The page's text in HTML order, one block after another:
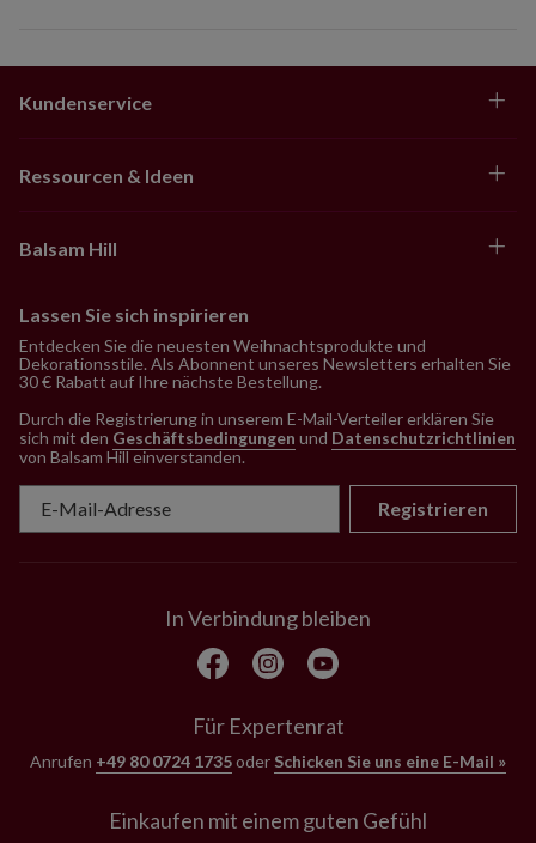
Kundenservice
Ressourcen & Ideen
Balsam Hill
Lassen Sie sich inspirieren
Entdecken Sie die neuesten Weihnachtsprodukte und
Dekorationsstile. Als Abonnent unseres Newsletters erhalten Sie
30 € Rabatt auf Ihre nächste Bestellung.
Durch die Registrierung in unserem E-Mail-Verteiler erklären Sie
sich mit den Geschäftsbedingungen und Datenschutzrichtlinien
von Balsam Hill einverstanden.
Registrieren
In Verbindung bleiben
Für Expertenrat
Anrufen +49 80 0724 1735oder Schicken Sie uns eine E-Mail »
Einkaufen mit einem guten Gefühl